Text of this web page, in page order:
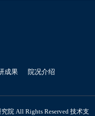
成果 院况介绍
院 All Rights Reserved 技术支